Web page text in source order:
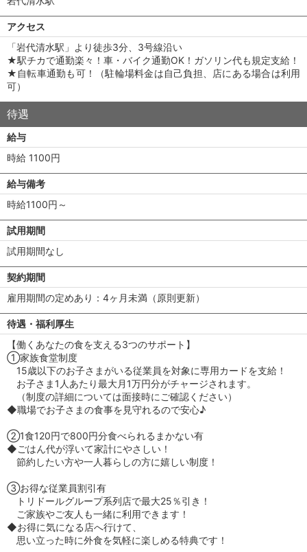
アクセス
「岩代清水駅」より徒歩3分、3号線沿い
★駅チカで通勤楽々！車・バイク通勤OK！ガソリン代も規定支給！
★自転車通勤も可！（駐輪場料金は自己負担、店にある場合は利用
可）
待遇
給与
時給 1100円
給与備考
時給1100円～
試用期間
試用期間なし
契約期間
雇用期間の定めあり：4ヶ月未満（原則更新）
待遇・福利厚生
【働くあなたの食を支える3つのサポート】
①家族食堂制度
15歳以下のお子さまがいる従業員を対象に専用カードを支給！
お子さま1人あたり最大月1万円分がチャージされます。
（制度の詳細については面接時にご確認ください）
◆職場でお子さまの食事を見守れるので安心♪
②1食120円で800円分食べられるまかない有
◆ごはん代が浮いて家計にやさしい！
節約したい方や一人暮らしの方に嬉しい制度！
③お得な従業員割引有
トリドールグループ系列店で最大25％引き！
ご家族やご友人も一緒に利用できます！
◆お得に気になる店へ行けて、
思い立った時に外食を気軽に楽しめる特典です！